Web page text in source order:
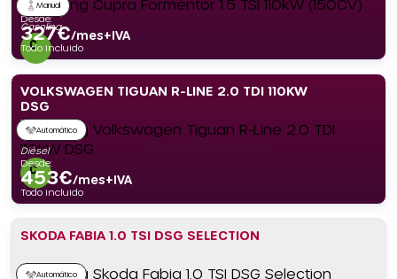
Manual
Gasolina
Desde:
327€/mes+IVA
Todo incluido
VOLKSWAGEN TIGUAN R-LINE 2.0 TDI 110KW
DSG
Automático
Diésel
Desde:
453€/mes+IVA
Todo incluido
SKODA FABIA 1.0 TSI DSG SELECTION
Automático